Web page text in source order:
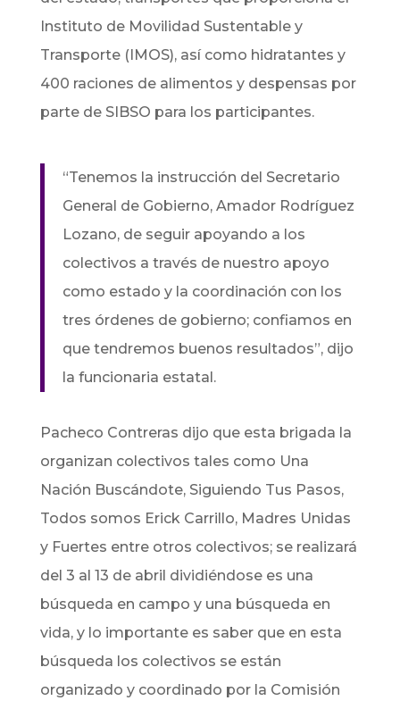
Instituto de Movilidad Sustentable y
Transporte (IMOS), así como hidratantes y
400 raciones de alimentos y despensas por
parte de SIBSO para los participantes.
“Tenemos la instrucción del Secretario
General de Gobierno, Amador Rodríguez
Lozano, de seguir apoyando a los
colectivos a través de nuestro apoyo
como estado y la coordinación con los
tres órdenes de gobierno; confiamos en
que tendremos buenos resultados”, dijo
la funcionaria estatal.
Pacheco Contreras dijo que esta brigada la
organizan colectivos tales como Una
Nación Buscándote, Siguiendo Tus Pasos,
Todos somos Erick Carrillo, Madres Unidas
y Fuertes entre otros colectivos; se realizará
del 3 al 13 de abril dividiéndose es una
búsqueda en campo y una búsqueda en
vida, y lo importante es saber que en esta
búsqueda los colectivos se están
organizado y coordinado por la Comisión